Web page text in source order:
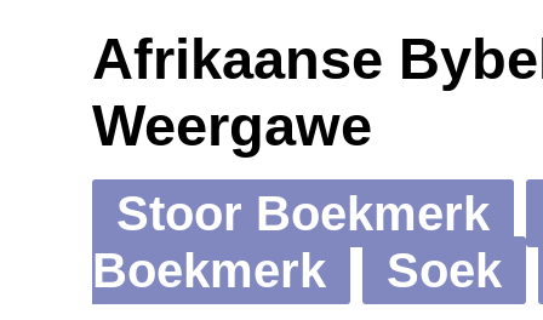
Afrikaanse
Weergawe
Stoor Boekmerk
Boekmerk
Soek